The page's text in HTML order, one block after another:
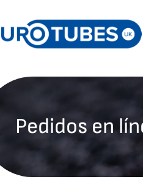
Pedidos en